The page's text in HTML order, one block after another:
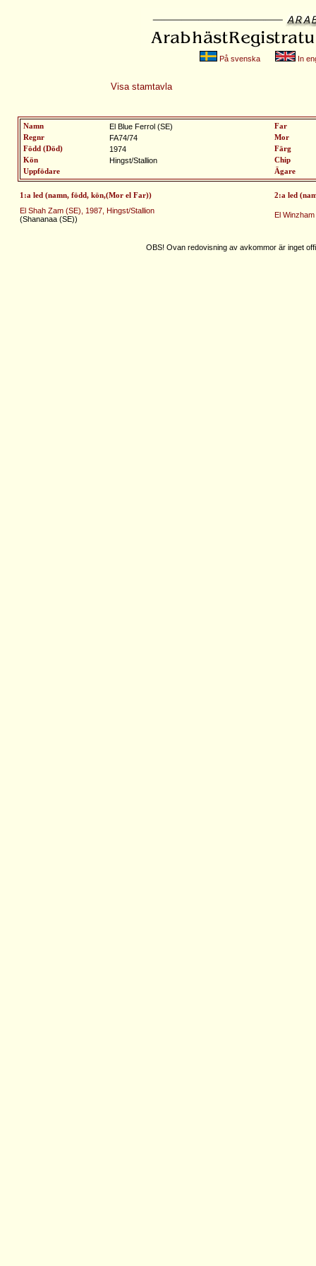
På svenska In
Visa stamtavla
Namn El Blue Ferrol (SE)
Far
Regnr
FA74/74
Mor
Född (Död)
1974
Färg
Kön
Hingst/Stallion
Chip
Uppfödare
Ägare
1:a led (namn, född, kön,(Mor el Far)) 2:a led
El Shah Zam (SE), 1987, Hingst/Stallion
(Shananaa (SE))
El
OBS! Ovan redovisning av avkommor är inget